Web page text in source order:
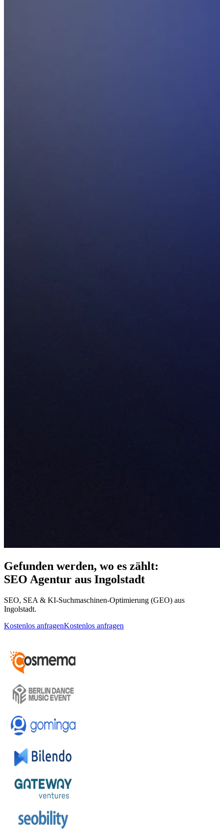
Gefunden werden, wo es zählt:
SEO Agentur aus Ingolstadt
SEO, SEA & KI-Suchmaschinen-Optimierung (GEO) aus
Ingolstadt.
Kostenlos anfragenKostenlos anfragen
In ganz Deutschland und darüber hinaus